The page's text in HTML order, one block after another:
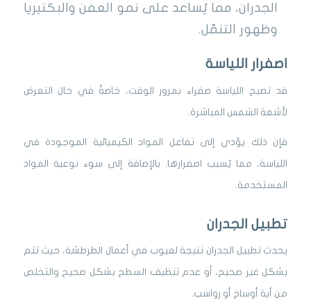
الجدران، مما يُساعد على نمو العفن والبكتيريا
وظهور التنمّل.
اصفرار اللياسة
قد تصبح اللياسة صفراء بمرور الوقت، خاصةً في حال التعرض
لأشعة الشمس المباشرة.
فإن ذلك يؤدي إلى تفاعل المواد الكيميائية الموجودة في
اللياسة، مما يُسبب اصفرارها. بالإضافة إلى سوء نوعية المواد
المستخدمة.
تطبيل الجدران
يحدث تطبيل الجدران نتيجة لعيوب في أعمال الطرطشة، حيث تتم
بشكل غير صحيح، أو عدم تنظيف السطح بشكل صحيح والتخلص
من أية أوساخ أو رواسب.